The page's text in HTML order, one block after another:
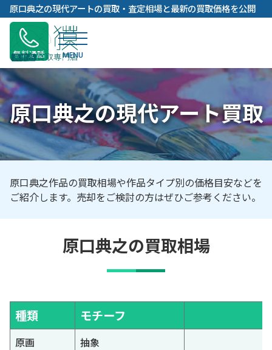
内
容
キ
プ
原口典之の現代アートの買取・査定相場と最新の買取価格を公開
無料通話
原口典之の現代アート買取
原口典之作品の買取相場や作品タイプ別の価格目安などを
ご紹介します。売却をご検討の方はぜひご参考ください。
原口典之の買取相場
種類 モチーフ
原画
抽象